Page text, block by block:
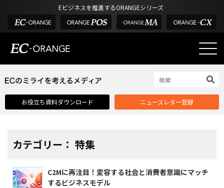
Eビジネスを推進するORANGEシリーズ
選ばれる理由
課題解決例
外部サービス連携
お役立ち資料ダウンロード ニュースレター登録
カテゴリー： 特集
C2Mに再注目！変容する社会と消費者意識にマッチ
するビジネスモデル